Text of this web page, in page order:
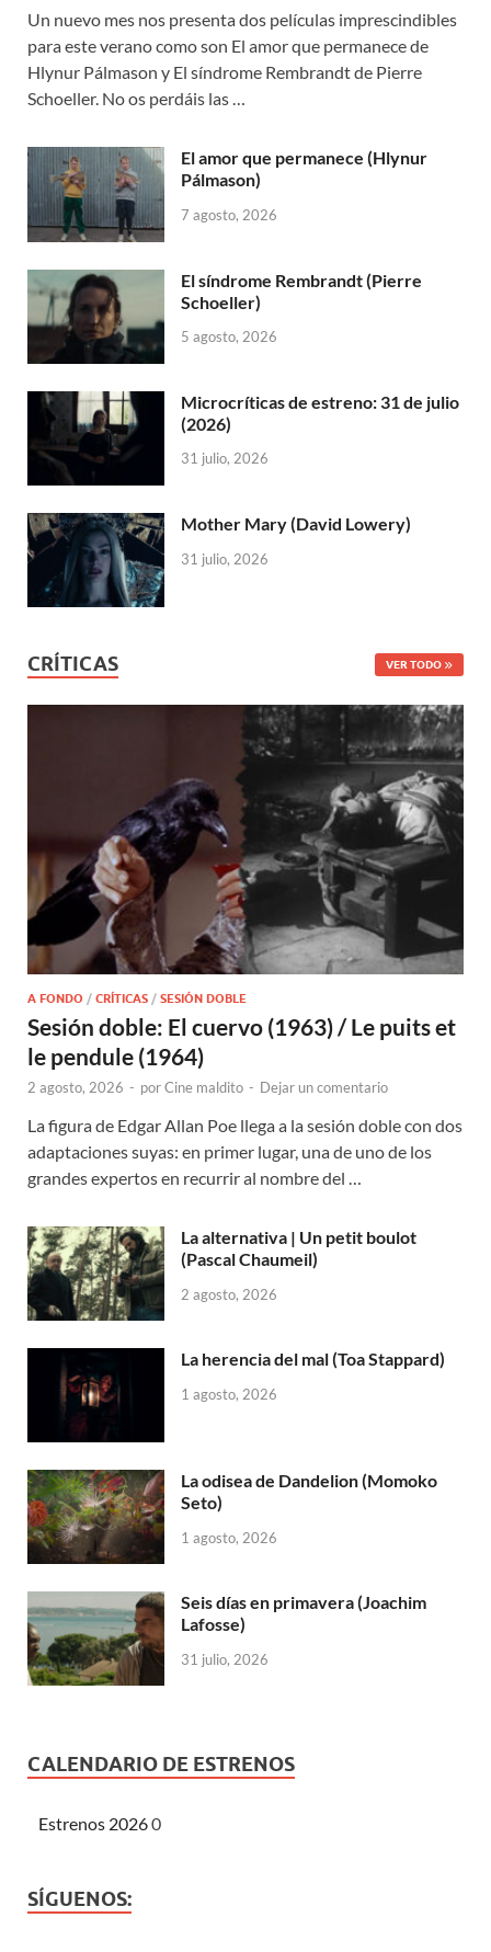
Un nuevo mes nos presenta dos películas imprescindibles
para este verano como son El amor que permanece de
Hlynur Pálmason y El síndrome Rembrandt de Pierre
Schoeller. No os perdáis las …
El amor que permanece (Hlynur
Pálmason)
7 agosto, 2026
El síndrome Rembrandt (Pierre
Schoeller)
5 agosto, 2026
Microcríticas de estreno: 31 de julio
(2026)
31 julio, 2026
Mother Mary (David Lowery)
31 julio, 2026
CRÍTICAS VER TODO
A FONDO / CRÍTICAS / SESIÓN DOBLE
Sesión doble: El cuervo (1963) / Le puits et
le pendule (1964)
2 agosto, 2026 - porCine maldito - Dejar un comentario
La figura de Edgar Allan Poe llega a la sesión doble con dos
adaptaciones suyas: en primer lugar, una de uno de los
grandes expertos en recurrir al nombre del …
La alternativa | Un petit boulot
(Pascal Chaumeil)
2 agosto, 2026
La herencia del mal (Toa Stappard)
1 agosto, 2026
La odisea de Dandelion (Momoko
Seto)
1 agosto, 2026
Seis días en primavera (Joachim
Lafosse)
31 julio, 2026
CALENDARIO DE ESTRENOS
Estrenos 20260
SÍGUENOS: